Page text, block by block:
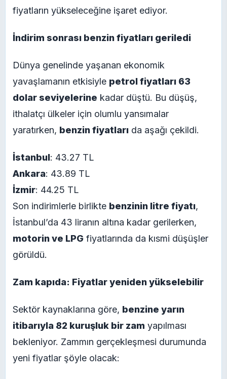
fiyatların yükseleceğine işaret ediyor.
İndirim sonrası benzin fiyatları geriledi
Dünya genelinde yaşanan ekonomik
yavaşlamanın etkisiyle petrol fiyatları 63
dolar seviyelerine kadar düştü. Bu düşüş,
ithalatçı ülkeler için olumlu yansımalar
yaratırken, benzin fiyatları da aşağı çekildi.
İstanbul: 43.27 TL
Ankara: 43.89 TL
İzmir: 44.25 TL
Son indirimlerle birlikte benzinin litre fiyatı,
İstanbul’da 43 liranın altına kadar gerilerken,
motorin ve LPG fiyatlarında da kısmi düşüşler
görüldü.
Zam kapıda: Fiyatlar yeniden yükselebilir
Sektör kaynaklarına göre, benzine yarın
itibarıyla 82 kuruşluk bir zam yapılması
bekleniyor. Zammın gerçekleşmesi durumunda
yeni fiyatlar şöyle olacak: